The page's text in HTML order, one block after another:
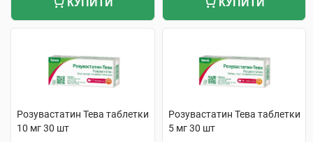
КУПИТИ КУПИТИ
Розувастатин Тева таблетки
10 мг 30 шт
Розувастатин Тева таблетки
5 мг 30 шт